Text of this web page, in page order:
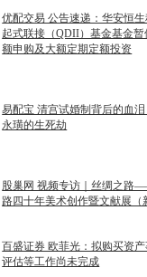
优配交易 公告速递：华安恒
起式联接（QDII）基金基金
额申购及大额定期定额投资
易配宝 清宫试婚制背后的血
永璜的生死劫
股巢网 视频专访｜丝绸之路
路四十年美术创作暨文献展（
百盛证券 欧菲光：拟购买资
评估等工作尚未完成